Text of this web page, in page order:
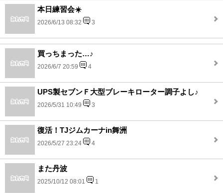
本日練習会☀️
2026/6/13 08:32 3
買っちまった…♪
2026/6/7 20:59 4
UPS製セブンＦ大型ブレーキローター調子よし♪
2026/5/31 10:49 3
復活！TJジムカーナin舞洲
2026/5/27 23:24 4
また丹波
2025/10/12 08:01 1